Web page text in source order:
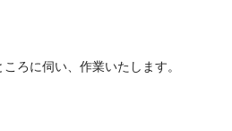
ろに伺い、作業いたします。